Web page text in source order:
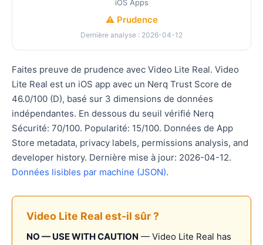
iOS Apps
⚠️ Prudence
Dernière analyse : 2026-04-12
Faites preuve de prudence avec Video Lite Real. Video
Lite Real est un iOS app avec un Nerq Trust Score de
46.0/100 (D), basé sur 3 dimensions de données
indépendantes. En dessous du seuil vérifié Nerq
Sécurité: 70/100. Popularité: 15/100. Données de App
Store metadata, privacy labels, permissions analysis, and
developer history. Dernière mise à jour: 2026-04-12.
Données lisibles par machine (JSON).
Video Lite Real est-il sûr ?
NO — USE WITH CAUTION — Video Lite Real has